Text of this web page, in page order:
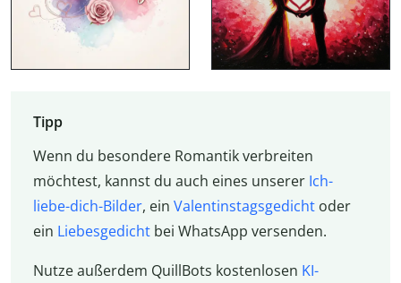
Tipp
Wenn du besondere Romantik verbreiten
möchtest, kannst du auch eines unserer Ich-
liebe-dich-Bilder, ein Valentinstagsgedichtoder
ein Liebesgedichtbei WhatsApp versenden.
Nutze außerdem QuillBots kostenlosen KI-